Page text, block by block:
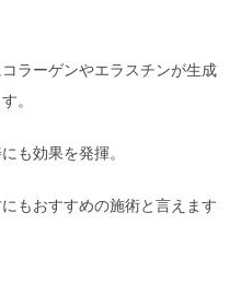
ラーゲンやエラスチンが生成
。
も効果を発揮。
もおすすめの施術と言えます